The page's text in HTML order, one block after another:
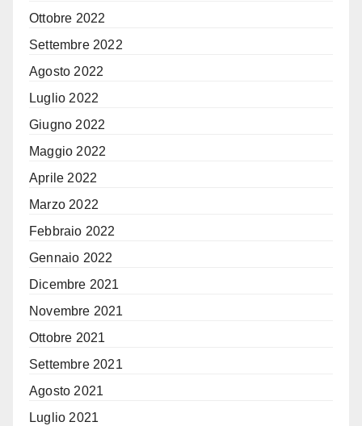
Ottobre 2022
Settembre 2022
Agosto 2022
Luglio 2022
Giugno 2022
Maggio 2022
Aprile 2022
Marzo 2022
Febbraio 2022
Gennaio 2022
Dicembre 2021
Novembre 2021
Ottobre 2021
Settembre 2021
Agosto 2021
Luglio 2021